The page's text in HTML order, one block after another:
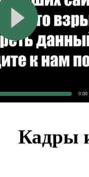
0:00
Кадры